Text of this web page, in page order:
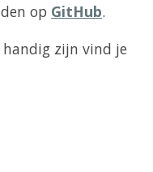
op GitHub.
zijn vind je